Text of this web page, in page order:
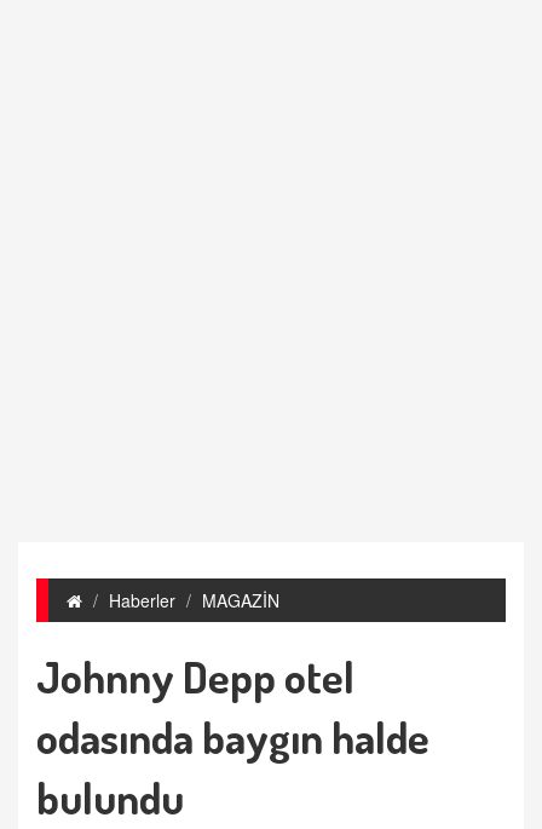
Haberler MAGAZİN
Johnny Depp otel
odasında baygın halde
bulundu